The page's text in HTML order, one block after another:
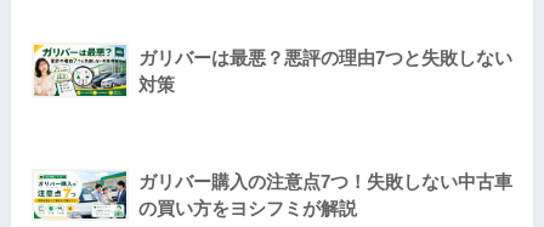
ガリバーは最悪？悪評の理由7つと失敗しない
対策
ガリバー購入の注意点7つ！失敗しない中古車
の買い方をヨシフミが解説